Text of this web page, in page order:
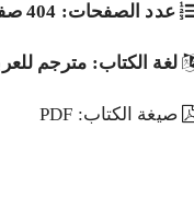
عدد الصفحات: 404 صفحة
لغة الكتاب: مترجم
صيغة الكتاب: PDF